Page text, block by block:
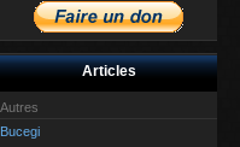
Articles
Autres
Bucegi